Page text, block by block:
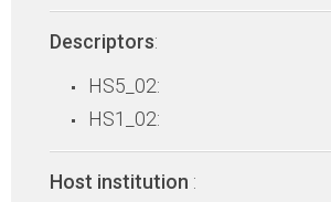
Descriptors:
HS5_02:
HS1_02:
Host institution :